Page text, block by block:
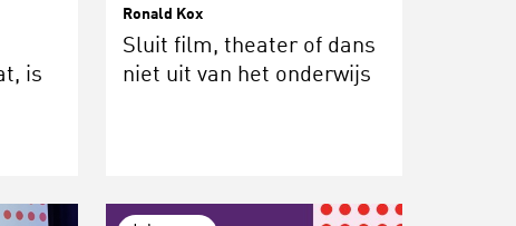
is
Ronald Kox
Sluit film, theater of dans
niet uit van het onderwijs